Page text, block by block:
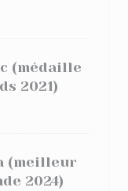
(médaille
2021)
(meilleur
2024)